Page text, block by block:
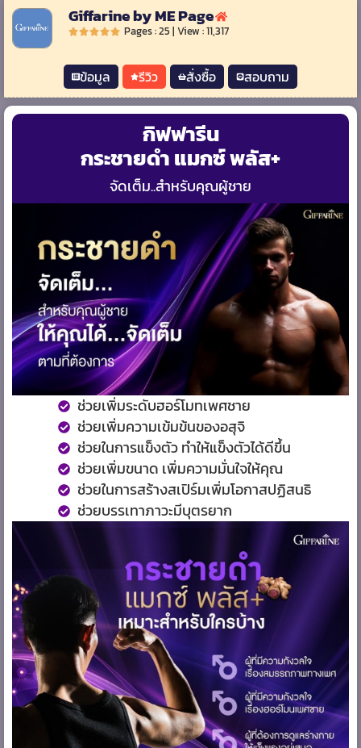
Giffarine by ME Page
Pages : 25 | View : 11,317
ข้อมูล รีวิว สั่งซื้อ สอบถาม
กิฟฟารีน
กระชายดำ แมกซ์ พลัส+
จัดเต็ม..สำหรับคุณผู้ชาย
ช่วยเพิ่มระดับฮอร์โมทเพศชาย
ช่วยเพิ่มความเข้มข้นของอสุจิ
ช่วยในการแข็งตัว ทำให้แข็งตัวได้ดีขึ้น
ช่วยเพิ่มขนาด เพิ่มความมั่นใจให้คุณ
ช่วยในการสร้างสเปิร์มเพิ่มโอกาสปฏิสนธิ
ช่วยบรรเทาภาวะมีบุตรยาก